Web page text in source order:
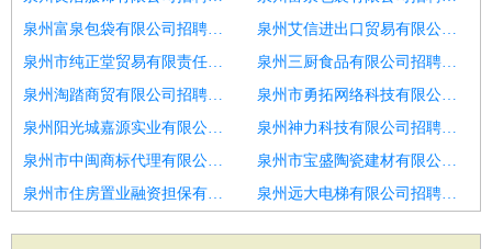
泉州富泉包袋有限公司招聘烟台市招聘服务员11
泉州艾信进出口贸易有限公司招聘烟台市招聘服务员6
泉州市纯正堂贸易有限责任公司招聘服务员
泉州三厨食品有限公司招聘高薪服务员一包吃住一不压工资
泉州淘踏商贸有限公司招聘服务员
泉州市勇拓网络科技有限公司招聘服务员
泉州阳光城嘉源实业有限公司招聘服务员
泉州神力科技有限公司招聘服务员
泉州市中闽商标代理有限公司招聘一汽丰田4S店展厅服务员
泉州市宝盛陶瓷建材有限公司招聘服务员
泉州市住房置业融资担保有限责任公司招聘服务员
泉州远大电梯有限公司招聘聊城市招聘服务员2人